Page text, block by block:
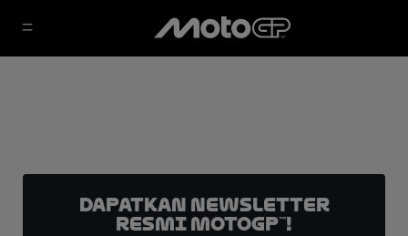
Dapatkan Newsletter
Resmi MotoGP™!